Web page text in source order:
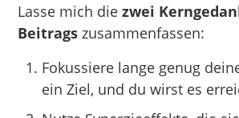
Lasse mich diezwei
Beitrags zusammenfassen:
Fokussiere lange genug
ein Ziel, und du wirst es